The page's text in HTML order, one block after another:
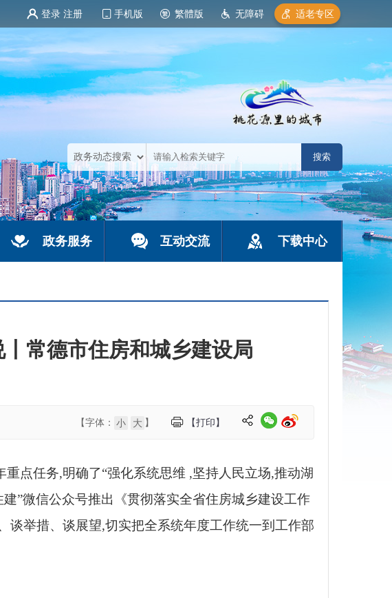
登录 注册 手机版 繁體版 无障碍 适老专区
政务服务 互动交流 下载中心
常德市住房和城乡建设局
【打印】
【字体： 小 大 】
点任务,明确了“强化系统思维 ,坚持人民立场,推动湖
”微信公众号推出《贯彻落实全省住房城乡建设工作
谈举措、谈展望,切实把全系统年度工作统一到工作部